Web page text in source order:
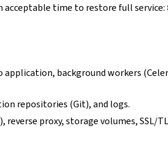
acceptable time to restore full service:
background workers
repositories (Git), and logs.
reverse proxy, storage volumes, SSL/